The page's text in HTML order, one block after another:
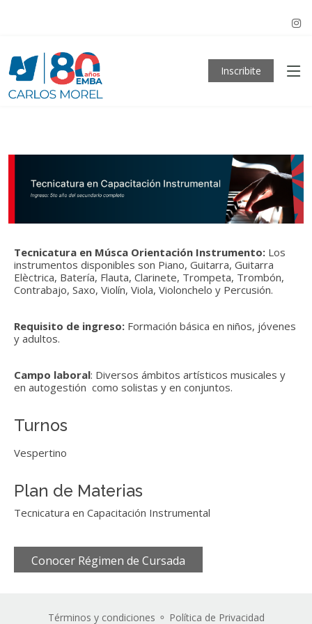
Inscribite
Tecnicatura en Músca Orientación Instrumento: Los
instrumentos disponibles son Piano, Guitarra, Guitarra
Elèctrica, Batería, Flauta, Clarinete, Trompeta, Trombón,
Contrabajo, Saxo, Violín, Viola, Violonchelo y Percusión.
Requisito de ingreso: Formación básica en niños, jóvenes
y adultos.
Campo laboral: Diversos ámbitos artísticos musicales y
en autogestión como solistas y en conjuntos.
Turnos
Vespertino
Plan de Materias
Tecnicatura en Capacitación Instrumental
Conocer Régimen de Cursada
Términos y condiciones ⚬ Política de Privacidad